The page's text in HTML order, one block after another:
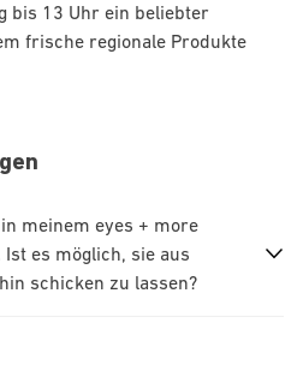
bis 13 Uhr ein beliebter
frische regionale Produkte
meinem eyes + more
es möglich, sie aus
schicken zu lassen?